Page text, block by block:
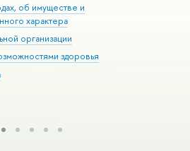
об имуществе и
характера
организации
здоровья